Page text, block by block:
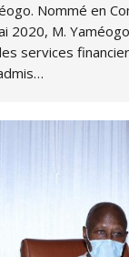
Nommé en
2020, M.
services